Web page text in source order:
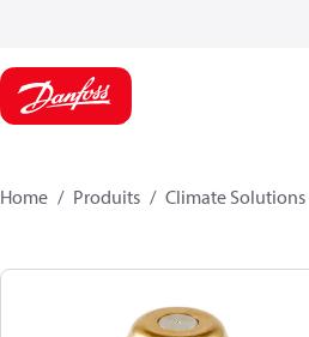
Home Produits Climate